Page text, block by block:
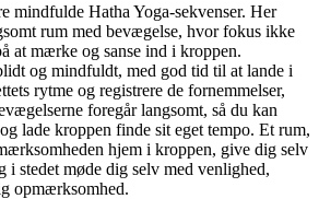
mindfulde Hatha Yoga-sekvenser. Her
rum med bevægelse, hvor fokus ikke
at mærke og sanse ind i kroppen.
og mindfuldt, med god tid til at lande i
rytme og registrere de fornemmelser,
foregår langsomt, så du kan
lade kroppen finde sit eget tempo. Et rum,
hjem i kroppen, give dig selv
i stedet møde dig selv med venlighed,
opmærksomhed.